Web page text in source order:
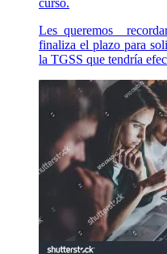
curso.
Les queremos
finaliza el plazo para
la TGSS que tendría